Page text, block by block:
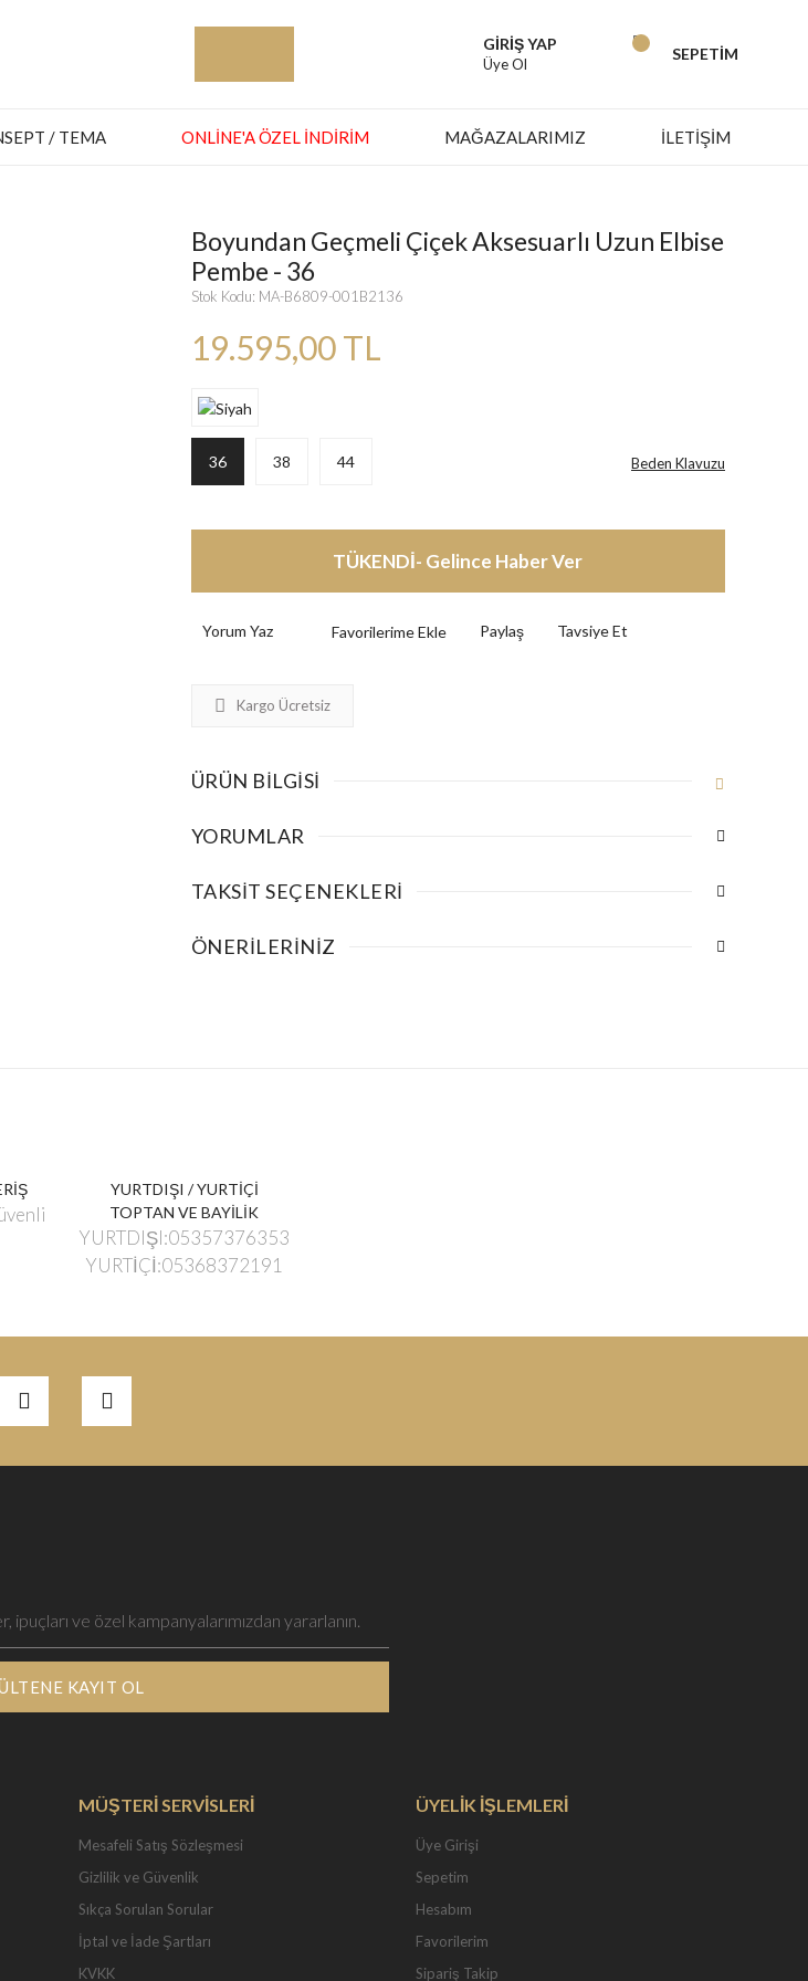
GİRİŞ YAP
Üye Ol
SEPETİM
/ TEMA ONLINE'A ÖZEL İNDIRIM MAĞAZALARIMIZ İLETİŞİM
Boyundan Geçmeli Çiçek Aksesuarlı Uzun Elbise
Pembe - 36
Stok Kodu: MA-B6809-001B2136
19.595,00 TL
36 38 44 Beden Klavuzu
TÜKENDİ- Gelince Haber Ver
Yorum Yaz Paylaş Tavsiye Et
Kargo Ücretsiz
ÜRÜN BILGISI
YORUMLAR
TAKSIT SEÇENEKLERI
ÖNERILERINIZ
YURTDIŞI / YURTİÇİ
TOPTAN VE BAYİLİK
YURTDIŞI:05357376353
YURTİÇİ:05368372191
KAYIT OL
MÜŞTERİ SERVİSLERİ
Mesafeli Satış Sözleşmesi
Gizlilik ve Güvenlik
Sıkça Sorulan Sorular
İptal ve İade Şartları
KVKK
ÜYELİK İŞLEMLERİ
Üye Girişi
Sepetim
Hesabım
Favorilerim
Sipariş Takip